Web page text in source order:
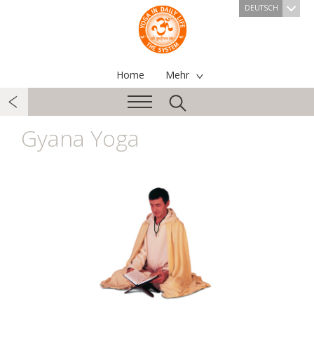
DEUTSCH
Home Mehr
Gyana Yoga